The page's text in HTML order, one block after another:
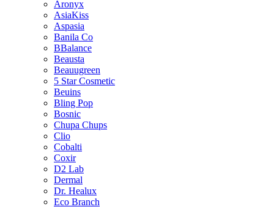
Aronyx
AsiaKiss
Aspasia
Banila Co
BBalance
Beausta
Beauugreen
5 Star Cosmetic
Beuins
Bling Pop
Bosnic
Chupa Chups
Clio
Cobalti
Coxir
D2 Lab
Dermal
Dr. Healux
Eco Branch